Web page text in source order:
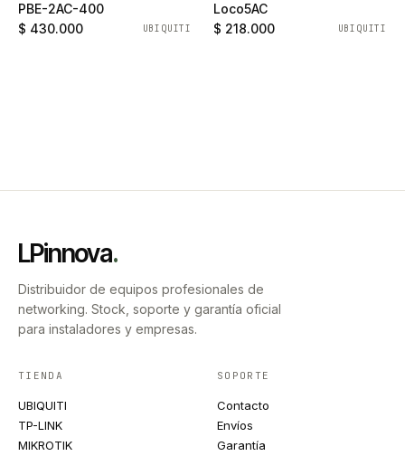
PBE-2AC-400
$ 430.000
UBIQUITI
Loco5AC
$ 218.000
UBIQUITI
LPinnova.
Distribuidor de equipos profesionales de
networking. Stock, soporte y garantía oficial
para instaladores y empresas.
TIENDA
UBIQUITI
TP-LINK
MIKROTIK
SOPORTE
Contacto
Envíos
Garantía